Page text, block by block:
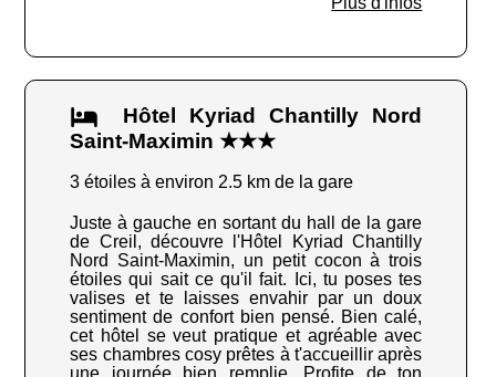
Hôtel Kyriad Chantilly Nord
Saint-Maximin ★★★
3 étoiles à environ 2.5 km de la gare
Juste à gauche en sortant du hall de la gare
de Creil, découvre l'Hôtel Kyriad Chantilly
Nord Saint-Maximin, un petit cocon à trois
étoiles qui sait ce qu'il fait. Ici, tu poses tes
valises et te laisses envahir par un doux
sentiment de confort bien pensé. Bien calé,
cet hôtel se veut pratique et agréable avec
ses chambres cosy prêtes à t'accueillir après